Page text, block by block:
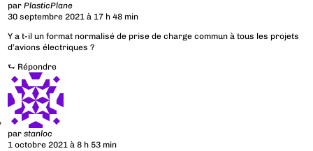
parPlasticPlane
30 septembre 2021 à 17 h 48 min
Y a t-il un format normalisé de prise de charge commun à tous les projets
d’avions électriques ?
⮑ Répondre
parstanloc
1 octobre 2021 à 8 h 53 min